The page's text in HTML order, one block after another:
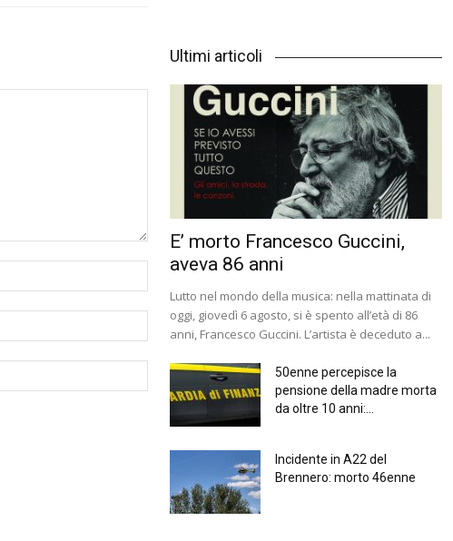
Ultimi articoli
E’ morto Francesco Guccini,
aveva 86 anni
Lutto nel mondo della musica: nella mattinata di
oggi, giovedì 6 agosto, si è spento all’età di 86
anni, Francesco Guccini. L’artista è deceduto a...
50enne percepisce la
pensione della madre morta
da oltre 10 anni:...
Incidente in A22 del
Brennero: morto 46enne